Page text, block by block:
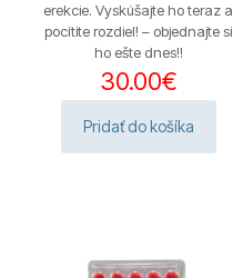
erekcie. Vyskúšajte ho teraz a
pocítite rozdiel! – objednajte si
ho ešte dnes!!
30.00€
Pridať do košíka